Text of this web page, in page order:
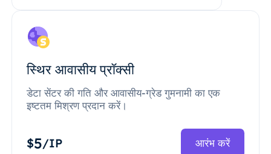
स्थिर आवासीय प्रॉक्सी
डेटा सेंटर की गति और आवासीय-ग्रेड गुमनामी का एक
इष्टतम मिश्रण प्रदान करें।
$5/IP आरंभ करें